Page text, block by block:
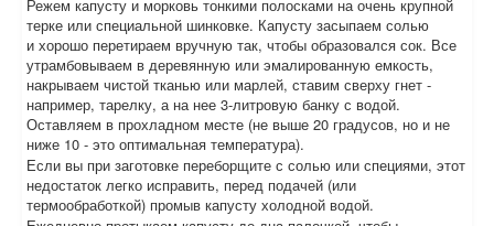
Режем капусту и морковь тонкими полосками на очень крупной
терке или специальной шинковке. Капусту засыпаем солью
и хорошо перетираем вручную так, чтобы образовался сок. Все
утрамбовываем в деревянную или эмалированную емкость,
накрываем чистой тканью или марлей, ставим сверху гнет -
например, тарелку, а на нее 3-литровую банку с водой.
Оставляем в прохладном месте (не выше 20 градусов, но и не
ниже 10 - это оптимальная температура).
Если вы при заготовке переборщите с солью или специями, этот
недостаток легко исправить, перед подачей (или
термообработкой) промыв капусту холодной водой.